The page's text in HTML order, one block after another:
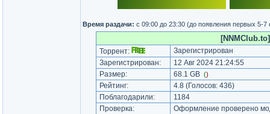
Время раздачи: с 09:00 до 23:30 (до появления первых 5-7
Торрент:
Зарегистрирован
Зарегистрирован:
12 Авг 2024 21:24:55
Размер:
68.1 GB ()
Рейтинг: 4.8 (Голосов: 436)
Поблагодарили:
1184
Проверка:
Оформление проверено